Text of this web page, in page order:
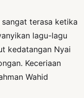
terasa ketika
lagu-lagu
kedatangan Nyai
Keceriaan
Wahid